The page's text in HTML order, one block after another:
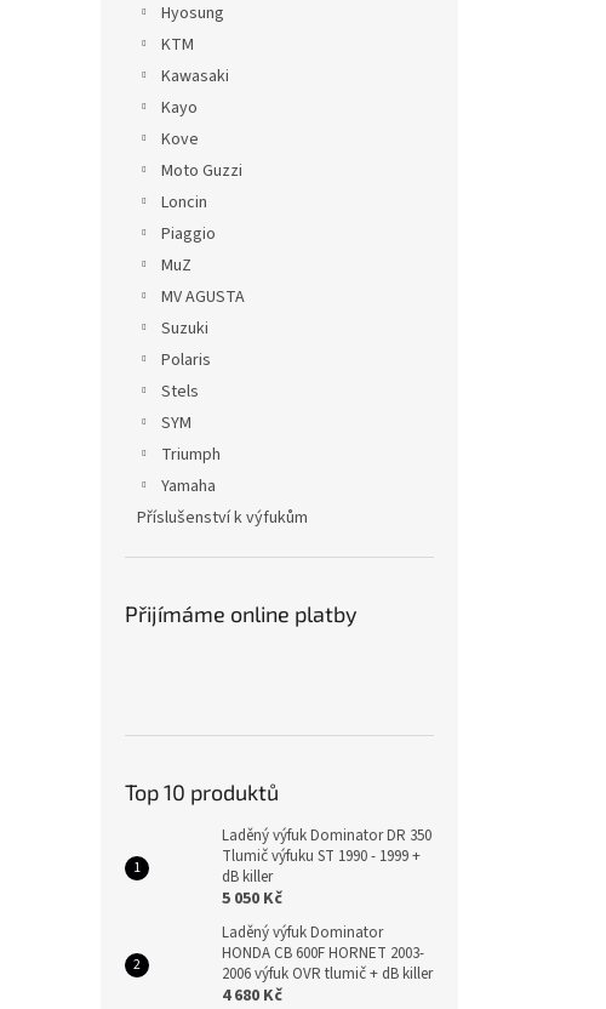
Hyosung
KTM
Kawasaki
Kayo
Kove
Moto Guzzi
Loncin
Piaggio
MuZ
MV AGUSTA
Suzuki
Polaris
Stels
SYM
Triumph
Yamaha
Příslušenství k výfukům
Přijímáme online platby
Top 10 produktů
Laděný výfuk Dominator DR 350
Tlumič výfuku ST 1990 - 1999 +
dB killer
5 050 Kč
Laděný výfuk Dominator
HONDA CB 600F HORNET 2003-
2006 výfuk OVR tlumič + dB killer
4 680 Kč